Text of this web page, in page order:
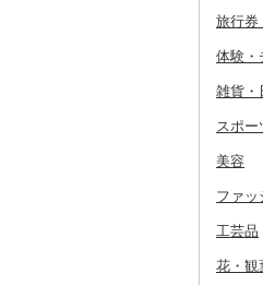
饅
大
そ
鍋
ピ
レ
ス
豆
漬
缶
乾
塩
醤
味
酢
だし
食
は
ド
季
キ
照
パ
TV
美
カ
時
旅行券
旅
宿
体験・
食
温
雑貨・
家
寝具
タ
文
食
スポー
ゴ
釣
サ
ア
美容
ス
シ
石
ファッ
鞄
洋
工芸品
織
花・観